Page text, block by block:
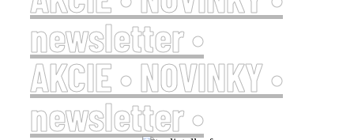
newsletter •
AKCIE • NOVINKY •
newsletter •